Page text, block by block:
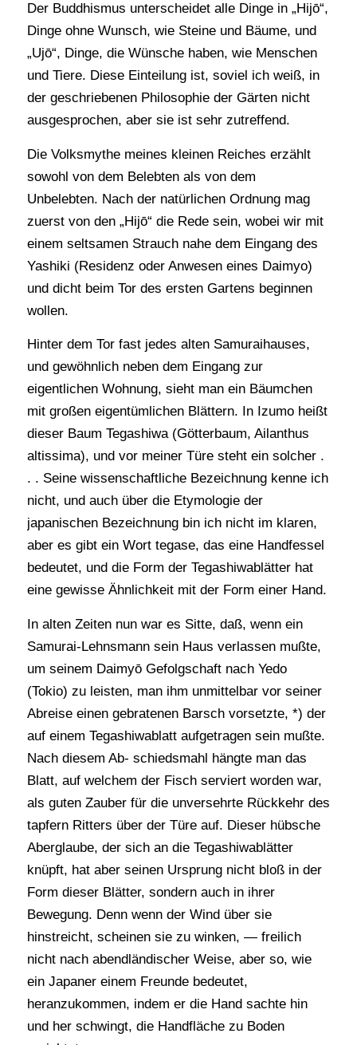
Der Buddhismus unterscheidet alle Dinge in „Hijō“,
Dinge ohne Wunsch, wie Steine und Bäume, und
„Ujō“, Dinge, die Wünsche haben, wie Menschen
und Tiere. Diese Einteilung ist, soviel ich weiß, in
der geschriebenen Philosophie der Gärten nicht
ausgesprochen, aber sie ist sehr zutreffend.
Die Volksmythe meines kleinen Reiches erzählt
sowohl von dem Belebten als von dem
Unbelebten. Nach der natürlichen Ordnung mag
zuerst von den „Hijō“ die Rede sein, wobei wir mit
einem seltsamen Strauch nahe dem Eingang des
Yashiki (Residenz oder Anwesen eines Daimyo)
und dicht beim Tor des ersten Gartens beginnen
wollen.
Hinter dem Tor fast jedes alten Samuraihauses,
und gewöhnlich neben dem Eingang zur
eigentlichen Wohnung, sieht man ein Bäumchen
mit großen eigentümlichen Blättern. In Izumo heißt
dieser Baum Tegashiwa (Götterbaum, Ailanthus
altissima), und vor meiner Türe steht ein solcher .
. . Seine wissenschaftliche Bezeichnung kenne ich
nicht, und auch über die Etymologie der
japanischen Bezeichnung bin ich nicht im klaren,
aber es gibt ein Wort tegase, das eine Handfessel
bedeutet, und die Form der Tegashiwablätter hat
eine gewisse Ähnlichkeit mit der Form einer Hand.
In alten Zeiten nun war es Sitte, daß, wenn ein
Samurai-Lehnsmann sein Haus verlassen mußte,
um seinem Daimyō Gefolgschaft nach Yedo
(Tokio) zu leisten, man ihm unmittelbar vor seiner
Abreise einen gebratenen Barsch vorsetzte, *) der
auf einem Tegashiwablatt aufgetragen sein mußte.
Nach diesem Ab- schiedsmahl hängte man das
Blatt, auf welchem der Fisch serviert worden war,
als guten Zauber für die unversehrte Rückkehr des
tapfern Ritters über der Türe auf. Dieser hübsche
Aberglaube, der sich an die Tegashiwablätter
knüpft, hat aber seinen Ursprung nicht bloß in der
Form dieser Blätter, sondern auch in ihrer
Bewegung. Denn wenn der Wind über sie
hinstreicht, scheinen sie zu winken, — freilich
nicht nach abendländischer Weise, aber so, wie
ein Japaner einem Freunde bedeutet,
heranzukommen, indem er die Hand sachte hin
und her schwingt, die Handfläche zu Boden